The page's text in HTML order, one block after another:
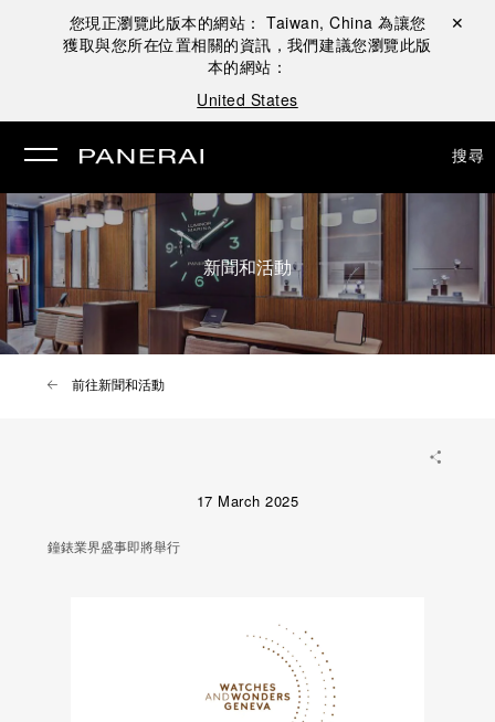
您現正瀏覽此版本的網站： Taiwan, China 為讓您
獲取與您所在位置相關的資訊，我們建議您瀏覽此版
本的網站：
United States
關閉 ✕
搜尋
新聞和活動
前往新聞和活動
17 March 2025
鐘錶業界盛事即將舉行